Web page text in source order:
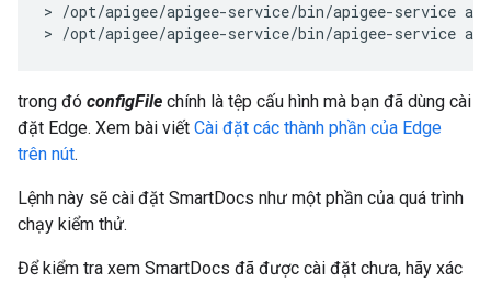
> /opt/apigee/apigee-service/bin/apigee-service
> /opt/apigee/apigee-service/bin/apigee-service
trong đó configFile chính là tệp cấu hình mà bạn đã dùng cài
đặt Edge. Xem bài viết Cài đặt các thành phần của Edge
trên nút.
Lệnh này sẽ cài đặt SmartDocs như một phần của quá trình
chạy kiểm thử.
Để kiểm tra xem SmartDocs đã được cài đặt chưa, hãy xác